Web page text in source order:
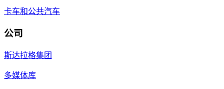
卡车和公共汽车
公司
斯达拉格集团
多媒体库